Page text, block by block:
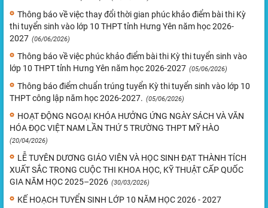
Thông báo về việc thay đổi thời gian phúc khảo điểm bài thi Kỳ
thi tuyển sinh vào lớp 10 THPT tỉnh Hưng Yên năm học 2026-
2027 (06/06/2026)
Thông báo về việc phúc khảo điểm bài thi Kỳ thi tuyển sinh vào
lớp 10 THPT tỉnh Hưng Yên năm học 2026-2027 (05/06/2026)
Thông báo điểm chuẩn trúng tuyển Kỳ thi tuyển sinh vào lớp 10
THPT công lập năm học 2026-2027. (05/06/2026)
HOẠT ĐỘNG NGOẠI KHÓA HƯỞNG ỨNG NGÀY SÁCH VÀ VĂN
HÓA ĐỌC VIỆT NAM LẦN THỨ 5 TRƯỜNG THPT MỸ HÀO
(20/04/2026)
LỄ TUYÊN DƯƠNG GIÁO VIÊN VÀ HỌC SINH ĐẠT THÀNH TÍCH
XUẤT SẮC TRONG CUỘC THI KHOA HỌC, KỸ THUẬT CẤP QUỐC
GIA NĂM HỌC 2025–2026 (30/03/2026)
KẾ HOẠCH TUYỂN SINH LỚP 10 NĂM HỌC 2026 - 2027